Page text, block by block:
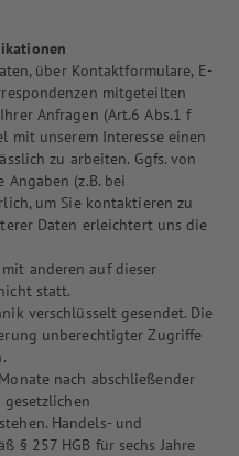
über Kontaktformulare, E-
mitgeteilten
Anfragen (Art.6 Abs.1 f
mit unserem Interesse einen
zu arbeiten. Ggfs. von
(z.B. bei
um Sie kontaktieren zu
Daten erleichtert uns die
anderen auf dieser
statt.
verschlüsselt gesendet. Die
unberechtigter Zugriffe
nach abschließender
Handels- und
§ 257 HGB für sechs Jahre